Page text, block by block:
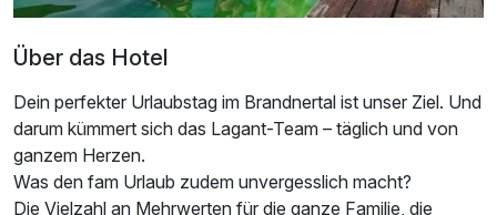
Über das Hotel
Dein perfekter Urlaubstag im Brandnertal ist unser Ziel. Und
darum kümmert sich das Lagant-Team – täglich und von
ganzem Herzen.
Was den fam Urlaub zudem unvergesslich macht?
Die Vielzahl an Mehrwerten für die ganze Familie, die